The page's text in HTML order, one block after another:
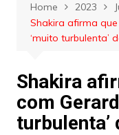
Home 2023
Shakira afirma
‘muito turbulenta’
Shakira
com
turbulenta’